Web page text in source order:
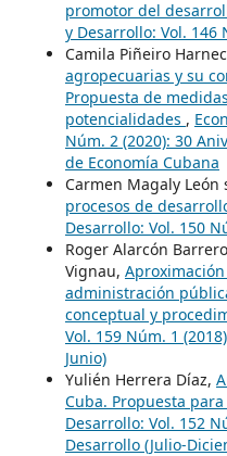
promotor del
y Desarrollo: Vol. 146
Camila Piñeiro
agropecuarias y su
Propuesta de
potencialidades ,
Núm. 2 (2020): 30
de Economía Cubana
Carmen Magaly León
procesos de
Desarrollo: Vol. 150
Roger Alarcón
Vignau,
administración
conceptual y
Vol. 159 Núm. 1
Junio)
Yulién Herrera Díaz,
Cuba. Propuesta
Desarrollo: Vol. 152
Desarrollo (Julio-